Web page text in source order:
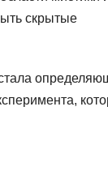
скрытые